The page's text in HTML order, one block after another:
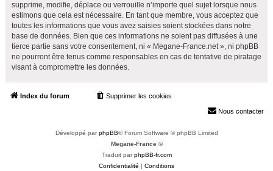
supprime, modifie, déplace ou verrouille n’importe quel sujet lorsque nous
estimons que cela est nécessaire. En tant que membre, vous acceptez que
toutes les informations que vous avez saisies soient stockées dans notre
base de données. Bien que ces informations ne soient pas diffusées à une
tierce partie sans votre consentement, ni « Megane-France.net », ni phpBB
ne pourront être tenus comme responsables en cas de tentative de piratage
visant à compromettre les données.
Index du forum Supprimer les cookies
Nous contacter
Développé parphpBB® Forum Software © phpBB Limited
Megane-France ©
Traduit parphpBB-fr.com
Confidentialité | Conditions